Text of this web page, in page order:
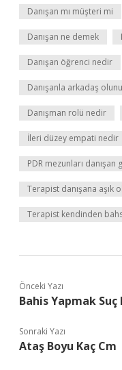
Danışan mı müşteri mi
Danışan ne demek
Danışan öğrenci nedir
Danışanla arkadaş
Danışman rolü nedir
İleri düzey empati nedir
PDR mezunları
Terapist danışana aşık
Terapist kendinden
Önceki Yazı
Bahis Yapmak Suç
Sonraki Yazı
Ataş Boyu Kaç Cm